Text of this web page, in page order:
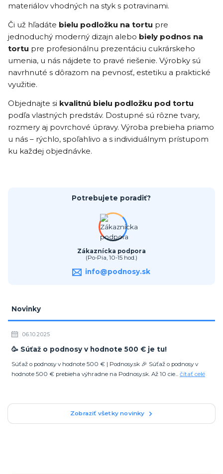
materiálov vhodných na styk s potravinami.
Či už hľadáte bielu podložku na tortu pre
jednoduchý moderný dizajn alebo biely podnos na
tortu pre profesionálnu prezentáciu cukrárskeho
umenia, u nás nájdete to pravé riešenie. Výrobky sú
navrhnuté s dôrazom na pevnosť, estetiku a praktické
využitie.
Objednajte si kvalitnú bielu podložku pod tortu
podľa vlastných predstáv. Dostupné sú rôzne tvary,
rozmery aj povrchové úpravy. Výroba prebieha priamo
u nás – rýchlo, spoľahlivo a s individuálnym prístupom
ku každej objednávke.
Potrebujete poradiť?
Zákaznícka podpora
(Po-Pia, 10-15 hod.)
info@podnosy.sk
Novinky
06.10.2025
🥳 Súťaž o podnosy v hodnote 500 € je tu!
Súťaž o podnosy v hodnote 500 € | Podnosy.sk 🎉 Súťaž o podnosy v
hodnote 500 € prebieha výhradne na Podnosy.sk. Až 10 cie... čítať celé
Zobraziť všetky novinky